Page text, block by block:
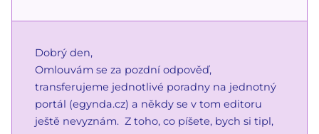
Dobrý den,
Omlouvám se za pozdní odpověď,
transferujeme jednotlivé poradny na jednotný
portál (egynda.cz) a někdy se v tom editoru
ještě nevyznám. Z toho, co píšete, bych si tipl,